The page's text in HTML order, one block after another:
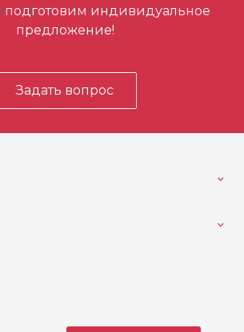
подготовим индивидуальное
предложение!
Задать вопрос